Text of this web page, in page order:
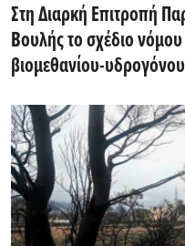
Στη Διαρκή Επιτροπή
Βουλής το σχέδιο
βιομεθανίου-υδρογόνου